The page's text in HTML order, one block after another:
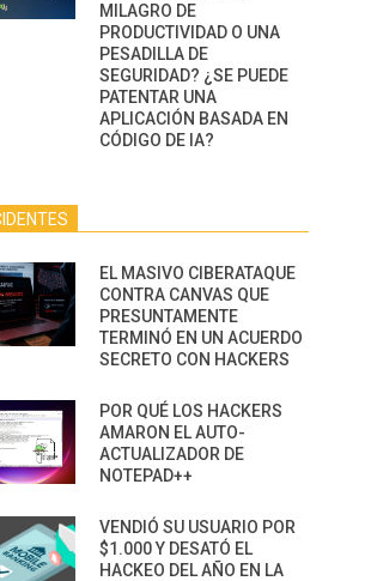
MILAGRO DE
PRODUCTIVIDAD O UNA
PESADILLA DE
SEGURIDAD? ¿SE PUEDE
PATENTAR UNA
APLICACIÓN BASADA EN
CÓDIGO DE IA?
EL MASIVO CIBERATAQUE
CONTRA CANVAS QUE
PRESUNTAMENTE
TERMINÓ EN UN ACUERDO
SECRETO CON HACKERS
POR QUÉ LOS HACKERS
AMARON EL AUTO-
ACTUALIZADOR DE
NOTEPAD++
VENDIÓ SU USUARIO POR
$1.000 Y DESATÓ EL
HACKEO DEL AÑO EN LA